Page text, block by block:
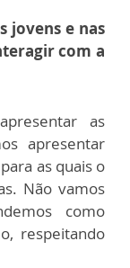
jovens e nas
com a
as
apresentar
as quais o
Não vamos
como
respeitando